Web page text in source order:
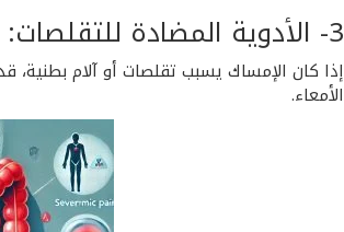
3- الأدوية المضادة للتقلصات:
إذا كان الإمساك يسبب تقلصات أو آلام
الأمعاء.